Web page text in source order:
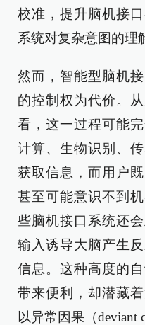
校准，提升脑机接
系统对复杂意图的理
然而，智能型脑机
的控制权为代价。
看，这一过程可能
计算、生物识别、
获取信息，而用户
甚至可能意识不到
些脑机接口系统还
输入诱导大脑产生
信息。这种高度的
带来便利，却潜藏
以异常因果（deviant